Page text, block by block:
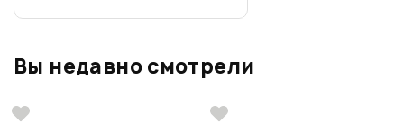
Вы недавно смотрели